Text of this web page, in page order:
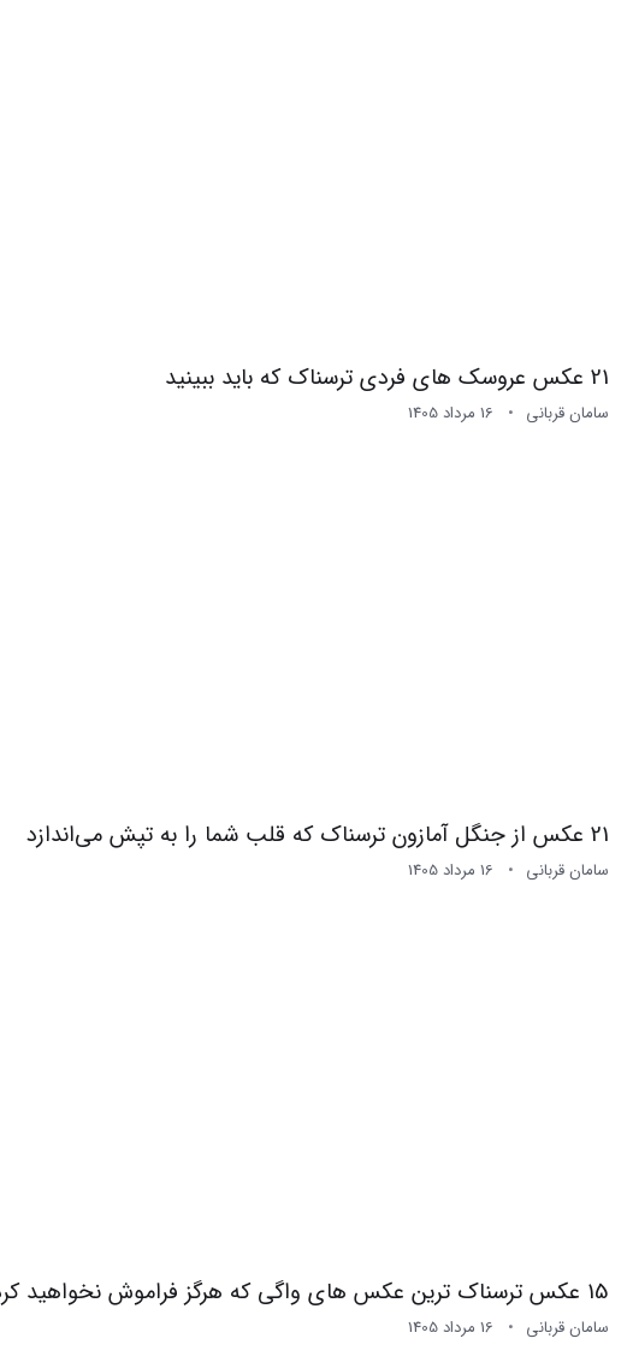
21 عکس عروسک های فردی ترسناک که باید ببینید
سامان قربانی 16 مرداد 1405
21 عکس از جنگل آمازون ترسناک که قلب شما را به تپش می‌اندازد
سامان قربانی 16 مرداد 1405
15 عکس ترسناک ترین عکس های واگی که هرگز فراموش نخواهید کرد
سامان قربانی 16 مرداد 1405